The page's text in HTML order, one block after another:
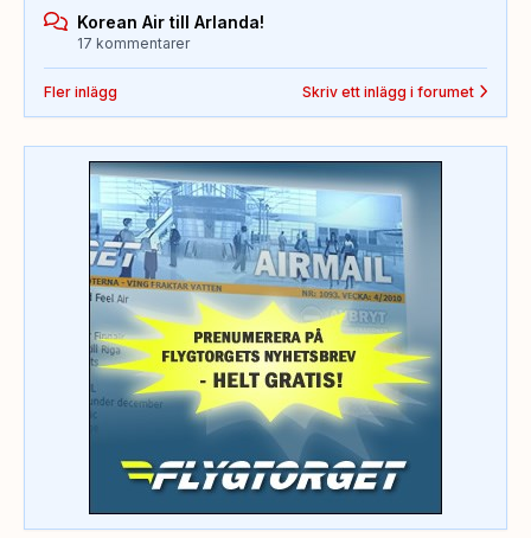
Korean Air till Arlanda!
17 kommentarer
Fler inlägg Skriv ett inlägg i forumet